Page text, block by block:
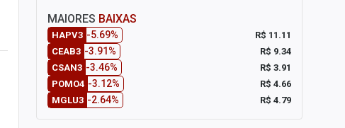
MAIORES BAIXAS
HAPV3 -5.69%
R$ 11.11
CEAB3 -3.91%
R$ 9.34
CSAN3 -3.46%
R$ 3.91
POMO4 -3.12%
R$ 4.66
MGLU3 -2.64% R$ 4.79